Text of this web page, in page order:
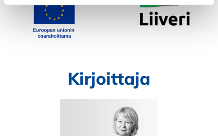
Kirjoittaja